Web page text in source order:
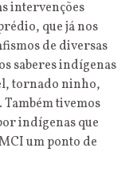
intervenções
que já nos
de diversas
saberes indígenas
tornado ninho,
tivemos
indígenas que
um ponto de